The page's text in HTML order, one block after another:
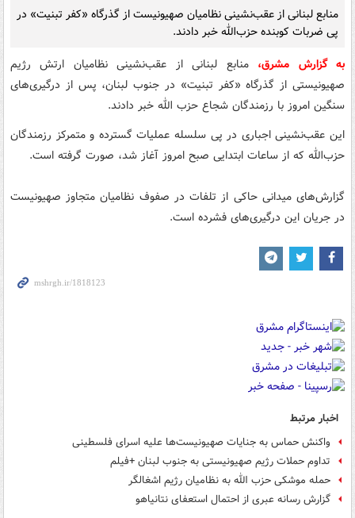
منابع لبنانی از عقب‌نشینی نظامیان صهیونیست از گذرگاه «کفر تبنیت» در
پی ضربات کوبنده حزب‌الله خبر دادند.
به گزارش مشرق،منابع لبنانی از عقب‌نشینی نظامیان ارتش رژیم
صهیونیستی از گذرگاه «کفر تبنیت» در جنوب لبنان، پس از درگیری‌های
سنگین امروز با رزمندگان شجاع حزب الله خبر دادند.
این عقب‌نشینی اجباری در پی سلسله عملیات گسترده و متمرکز رزمندگان
حزب‌الله که از ساعات ابتدایی صبح امروز آغاز شد، صورت گرفته است.
گزارش‌های میدانی حاکی از تلفات در صفوف نظامیان متجاوز صهیونیست
در جریان این درگیری‌های فشرده است.
اخبار مرتبط
واکنش حماس به جنایات صهیونیست‌ها علیه اسرای فلسطینی
تداوم حملات رژیم صهیونیستی به جنوب لبنان +فیلم
حمله موشکی حزب الله به نظامیان رژیم اشغالگر
گزارش رسانه عبری از احتمال استعفای نتانیاهو